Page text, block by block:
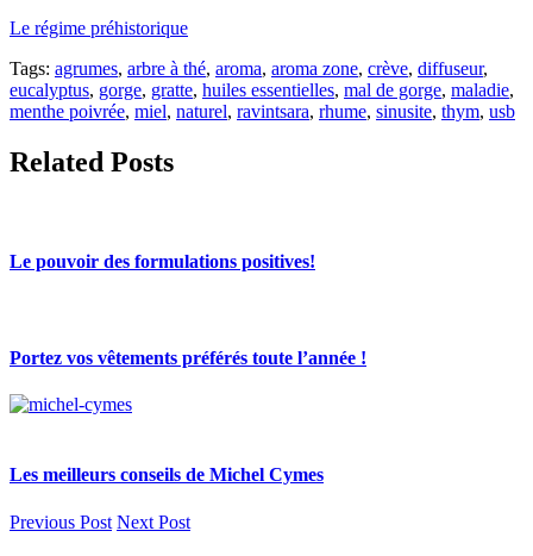
Le régime préhistorique
Tags: agrumes, arbre à thé, aroma, aroma zone, crève, diffuseur,
eucalyptus, gorge, gratte, huiles essentielles, mal de gorge, maladie,
menthe poivrée, miel, naturel, ravintsara, rhume, sinusite, thym, usb
Related Posts
Le pouvoir des formulations positives!
Portez vos vêtements préférés toute l’année !
Les meilleurs conseils de Michel Cymes
Previous Post Next Post